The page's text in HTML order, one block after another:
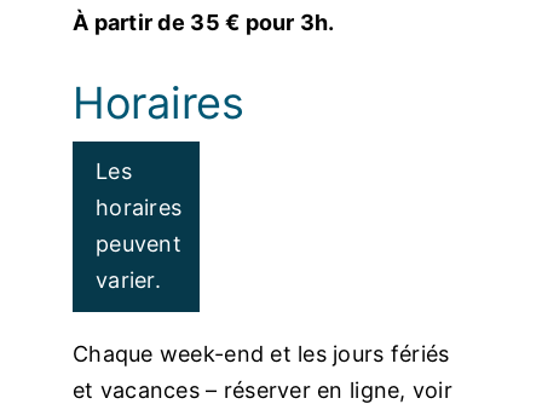
À partir de 35 € pour 3h.
Horaires
Les
horaires
peuvent
varier.
Chaque week-end et les jours fériés
et vacances – réserver en ligne, voir